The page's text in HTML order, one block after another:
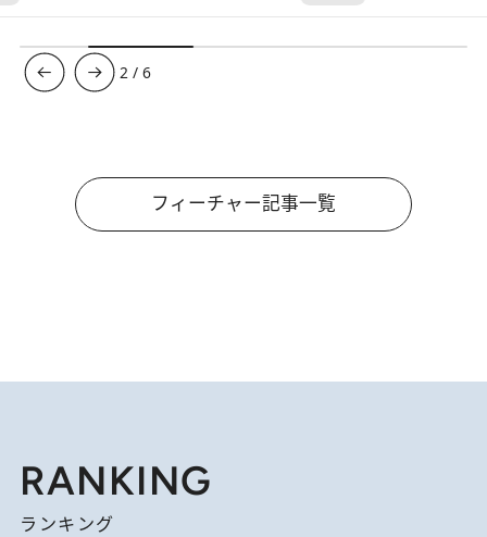
3 /6
フィーチャー記事一覧
RANKING
ランキング